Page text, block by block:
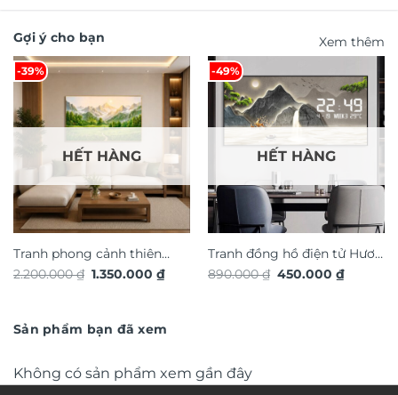
Gợi ý cho bạn Xem thêm
-39%
HẾT HÀNG
Tranh phong cảnh thiên
nhiên hiệu ứng dát vàng
2.200.000₫ Giá
1.350.000₫Giá
-49%
HẾT HÀNG
Tranh đồng hồ điện tử Hươu
Tài Lộc TG4916S
890.000₫ Giá
450.000₫Giá
Sản phẩm bạn đã xem
Không có sản phẩm xem gần đây